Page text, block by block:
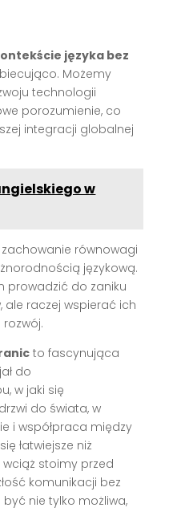
języka bez
Możemy
technologii
porozumienie, co
integracji globalnej
w
równowagi
językową.
prowadzić do zaniku
ale raczej wspierać ich
to fascynująca
do
w jaki się
do świata, w
i współpraca między
łatwiejsze niż
wciąż stoimy przed
komunikacji bez
nie tylko możliwa,